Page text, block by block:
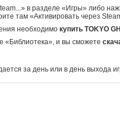
в разделе «Игры» либо
там «Активировать через
необходимо купить TOKYO
«Библиотека», и вы сможете
за день или в день выхода